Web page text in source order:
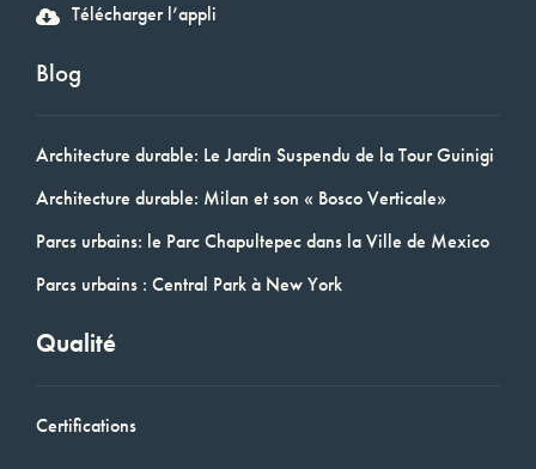
Télécharger l’appli
Blog
Architecture durable: Le Jardin Suspendu de la Tour Guinigi
Architecture durable: Milan et son « Bosco Verticale»
Parcs urbains: le Parc Chapultepec dans la Ville de Mexico
Parcs urbains : Central Park à New York
Qualité
Certifications